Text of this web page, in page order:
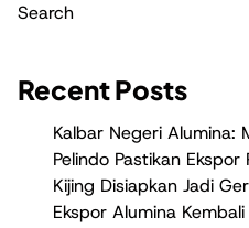
Search
Recent Posts
Kalbar Negeri Alumina:
Pelindo Pastikan Ekspor
Kijing Disiapkan Jadi
Ekspor Alumina